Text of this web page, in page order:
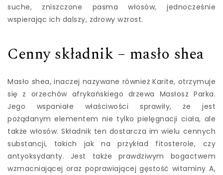
suche, zniszczone pasma włosów, jednocześnie
wspierając ich dalszy, zdrowy wzrost.
Cenny składnik – masło shea
Masło shea, inaczej nazywane również Karite, otrzymuje
się z orzechów afrykańskiego drzewa Masłosz Parka.
Jego wspaniałe właściwości sprawiły, że jest
pożądanym elementem nie tylko pielęgnacji ciała, ale
także włosów. Składnik ten dostarcza im wielu cennych
substancji, takich jak na przykład fitosterole, czy
antyoksydanty. Jest także prawdziwym bogactwem
wzmacniającej oraz poprawiającej gęstość witaminy A,